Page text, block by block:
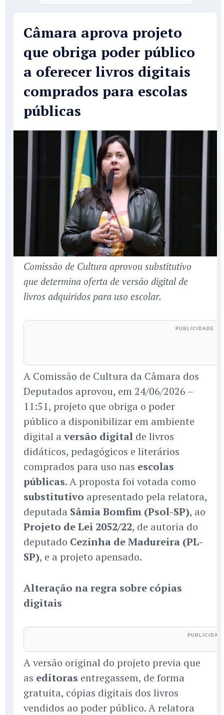
Câmara aprova projeto
que obriga poder público
a oferecer livros digitais
comprados para escolas
públicas
Comissão de Cultura aprovou substitutivo
que determina oferta de versão digital de
livros adquiridos para uso escolar.
A Comissão de Cultura da Câmara dos
Deputados aprovou, em 24/06/2026 –
11:51, projeto que obriga o poder
público a disponibilizar em ambiente
digital aversão digital de livros
didáticos, pedagógicos e literários
comprados para uso nas escolas
públicas. A proposta foi votada como
substitutivo apresentado pela relatora,
deputada Sâmia Bomfim (Psol-SP), ao
Projeto de Lei 2052/22, de autoria do
deputado Cezinha de Madureira (PL-
SP), e a projeto apensado.
Alteração na regra sobre cópias
digitais
A versão original do projeto previa que
as editoras entregassem, de forma
gratuita, cópias digitais dos livros
vendidos ao poder público. A relatora